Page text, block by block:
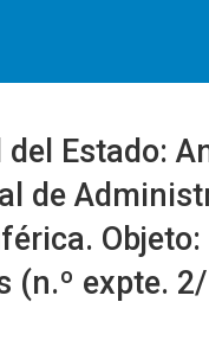
del Estado:
de
(n.º expte.